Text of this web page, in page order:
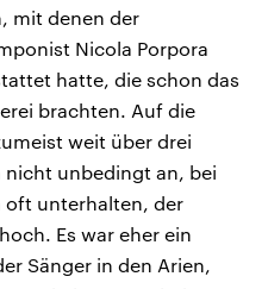
mit denen der
Nicola Porpora
hatte, die schon das
brachten. Auf die
weit über drei
nicht unbedingt an, bei
oft unterhalten, der
Es war eher ein
Sänger in den Arien,